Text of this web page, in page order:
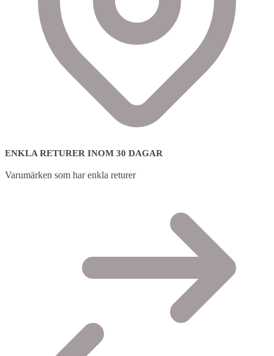
ENKLA RETURER INOM 30 DAGAR
Varumärken som har enkla returer